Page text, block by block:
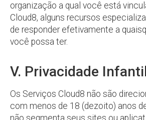
organização a qual você está
Cloud8, alguns recursos
de responder efetivamente a
você possa ter.
V. Privacidade
Os Serviços Cloud8 não são
com menos de 18 (dezoito) anos
não segmenta seus sites ou